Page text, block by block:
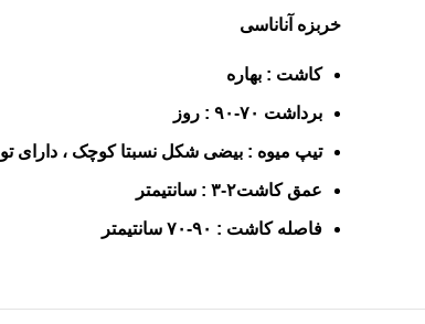
خربزه آناناسی
کاشت : بهاره
برداشت روز
تیپ میوه : بیضی شکل نسبتا کوچک ، دارای
عمق کاشت۲-۳ : سانتیمتر
فاصله کاشت : ۹۰-۷۰ سانتیمتر